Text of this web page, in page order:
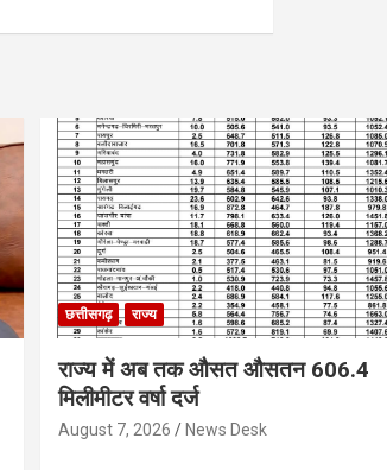
छत्तीसगढ़ राज्य
राज्य में अब तक औसत औसतन 606.4
मिलीमीटर वर्षा दर्ज
August 7, 2026 News Desk